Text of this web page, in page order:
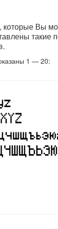
Вы
1 — 20: